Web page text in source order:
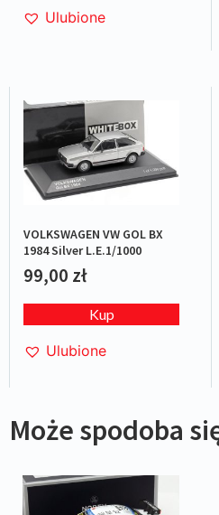
Ulubione
VOLKSWAGEN VW GOL BX
1984 Silver L.E.1/1000
99,00 zł
Kup
Ulubione
Może spodoba